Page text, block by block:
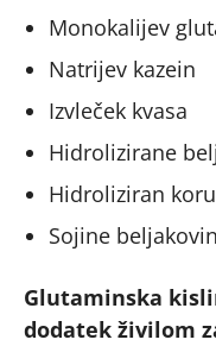
Monokalijev
Natrijev kazein
Izvleček kvasa
Hidrolizirane
Hidroliziran
Sojine
Glutaminska
dodatek živilom